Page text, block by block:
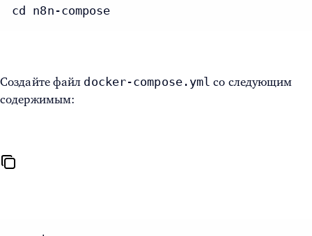
cd n8n-compose
Создайте файл docker-compose.yml со следующим
содержимым: